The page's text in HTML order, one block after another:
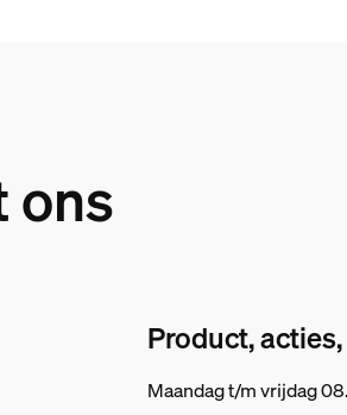
ons
Product,
Maandag t/m vrijdag